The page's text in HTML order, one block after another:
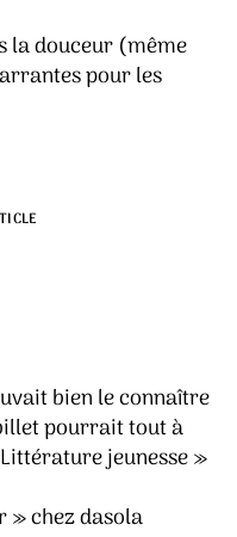
la douceur (même
pour les
bien le connaître
pourrait tout à
jeunesse »
» chez dasola